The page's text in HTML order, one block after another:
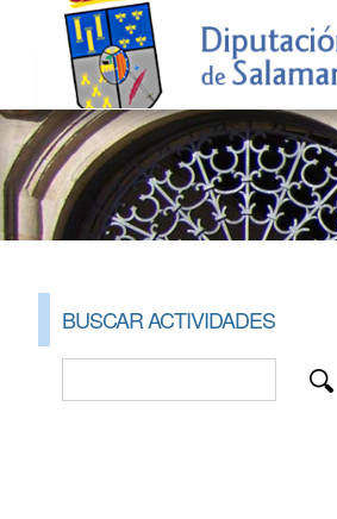
BUSCAR ACTIVIDADES